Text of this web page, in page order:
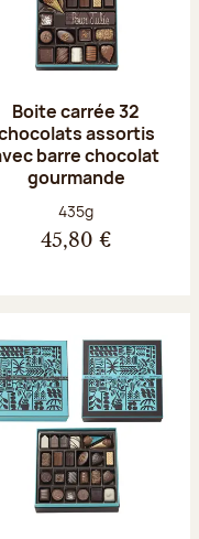
Boite carrée 32
assortis
barre chocolat
gourmande
Poids net :
435g
45,80 €